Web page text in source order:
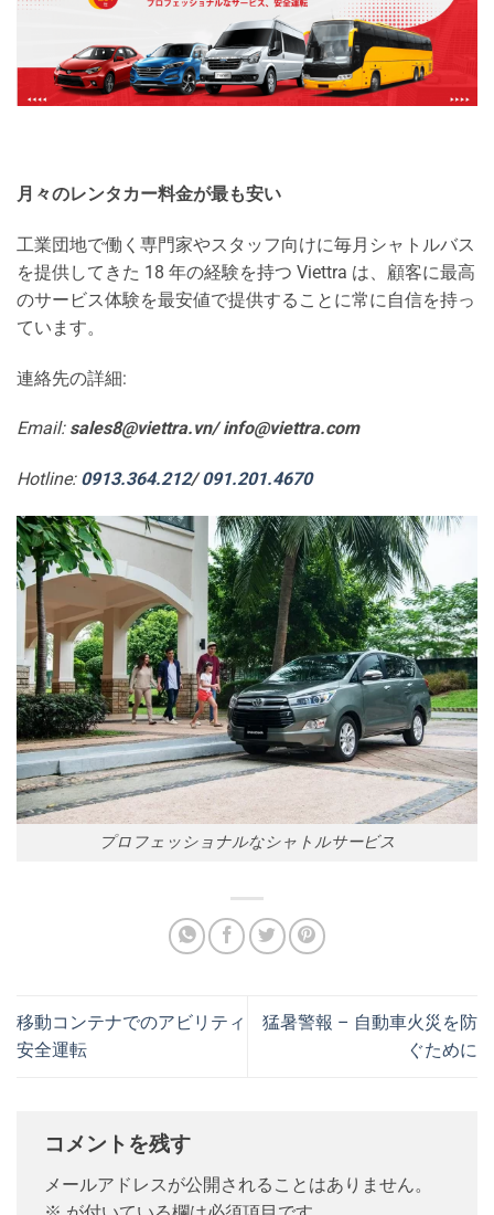
月々のレンタカー料金が最も安い
工業団地で働く専門家やスタッフ向けに毎月シャトルバス
を提供してきた 18 年の経験を持つ Viettra は、顧客に最高
のサービス体験を最安値で提供することに常に自信を持っ
ています。
連絡先の詳細:
Email: sales8@viettra.vn/ info@viettra.com
Hotline: 0913.364.212/091.201.4670
プロフェッショナルなシャトルサービス
移動コンテナでのアビリティ
安全運転
猛暑警報 – 自動車火災を防
ぐために
コメントを残す
メールアドレスが公開されることはありません。